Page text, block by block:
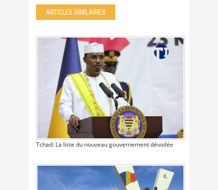
ARTICLES SIMILAIRES
Tchad: La liste du nouveau gouvernement dévoilée